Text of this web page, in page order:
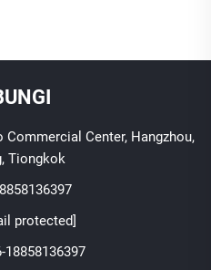
Commercial Center, Hangzhou,
Tiongkok
protected]
18858136397